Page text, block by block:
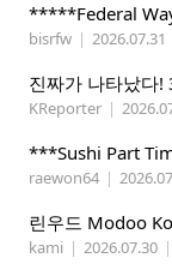
*****Federal
bisrfw | 2026.07.31
KReporter |
***Sushi Part
raewon64 |
kami | 2026.07.30 |